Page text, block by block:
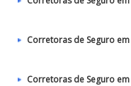
Corretoras de Seguro em
Corretoras de Seguro